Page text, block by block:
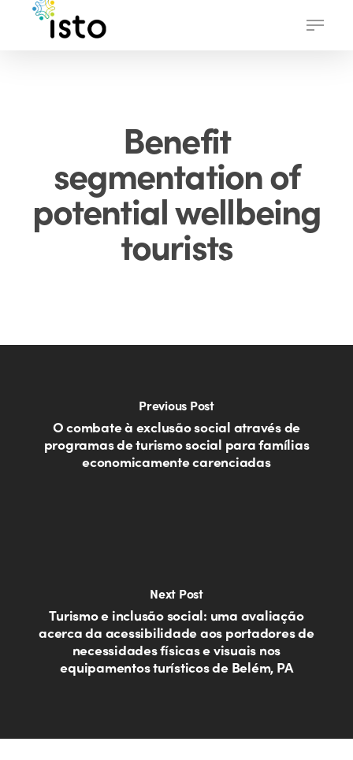
Menu
Benefit
segmentation of
potential wellbeing
tourists
Previous Post
O combate à exclusão social através de
programas de turismo social para famílias
economicamente carenciadas
Next Post
Turismo e inclusão social: uma avaliação
acerca da acessibilidade aos portadores de
necessidades físicas e visuais nos
equipamentos turísticos de Belém, PA